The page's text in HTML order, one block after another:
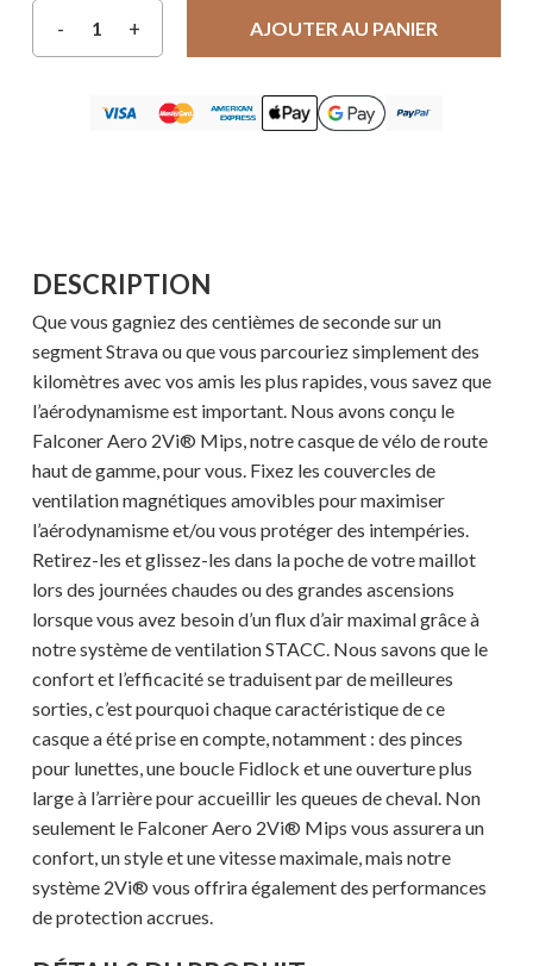
AJOUTER AU PANIER
DESCRIPTION
Que vous gagniez des centièmes de seconde sur un
segment Strava ou que vous parcouriez simplement des
kilomètres avec vos amis les plus rapides, vous savez que
l’aérodynamisme est important. Nous avons conçu le
Falconer Aero 2Vi® Mips, notre casque de vélo de route
haut de gamme, pour vous. Fixez les couvercles de
ventilation magnétiques amovibles pour maximiser
l’aérodynamisme et/ou vous protéger des intempéries.
Retirez-les et glissez-les dans la poche de votre maillot
lors des journées chaudes ou des grandes ascensions
lorsque vous avez besoin d’un flux d’air maximal grâce à
notre système de ventilation STACC. Nous savons que le
confort et l’efficacité se traduisent par de meilleures
sorties, c’est pourquoi chaque caractéristique de ce
casque a été prise en compte, notamment : des pinces
pour lunettes, une boucle Fidlock et une ouverture plus
large à l’arrière pour accueillir les queues de cheval. Non
seulement le Falconer Aero 2Vi® Mips vous assurera un
confort, un style et une vitesse maximale, mais notre
système 2Vi® vous offrira également des performances
de protection accrues.